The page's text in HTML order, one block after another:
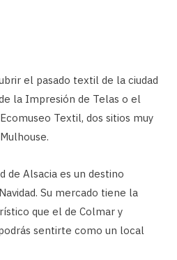
el pasado textil de la ciudad
la Impresión de Telas o el
Textil, dos sitios muy
de Alsacia es un destino
Su mercado tiene la
que el de Colmar y
sentirte como un local